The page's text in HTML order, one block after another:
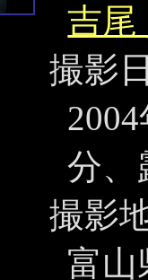
吉尾
撮影
分、
撮影
富山